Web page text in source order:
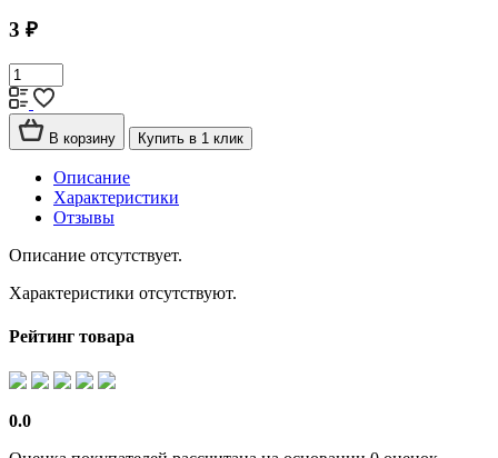
3 ₽
В корзину Купить в 1 клик
Описание
Характеристики
Отзывы
Описание отсутствует.
Характеристики отсутствуют.
Рейтинг товара
0.0